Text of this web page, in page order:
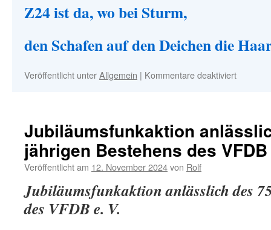
Z24 ist da, wo bei Sturm,
den Schafen auf den Deichen die
Veröffentlicht unterAllgemein | Kommentare deaktiviertfür
Jubiläumsfunkaktion
jährigen Bestehens des VFDB
Veröffentlicht am 12. November 2024von Rolf
Jubiläumsfunkaktion anlässlich des
des VFDB e. V.